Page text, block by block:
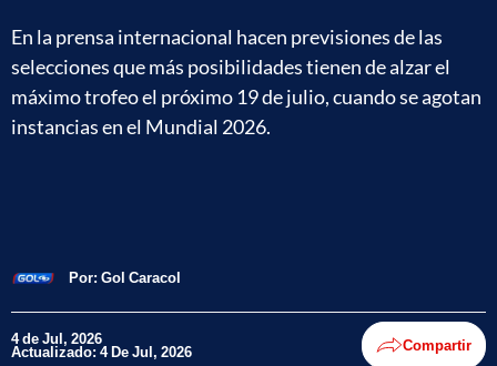
En la prensa internacional hacen previsiones de las
selecciones que más posibilidades tienen de alzar el
máximo trofeo el próximo 19 de julio, cuando se agotan
instancias en el Mundial 2026.
Por: Gol Caracol
4 de Jul, 2026
Actualizado: 4 De Jul, 2026 Compartir